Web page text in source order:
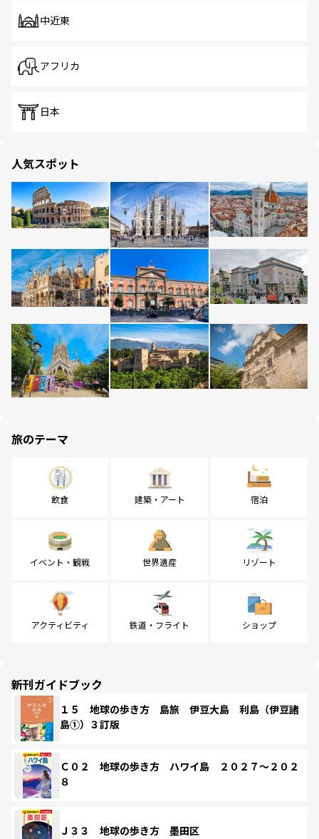
中近東
アフリカ
日本
人気スポット
旅のテーマ
飲食 建築・アート 宿泊
イベント・観戦 世界遺産 リゾート
アクティビティ 鉄道・フライト ショップ
新刊ガイドブック
１５ 地球の歩き方 島旅 伊豆大島 利島（伊豆諸
島①）３訂版
Ｃ０２ 地球の歩き方 ハワイ島 ２０２７～２０２
８
Ｊ３３ 地球の歩き方 墨田区